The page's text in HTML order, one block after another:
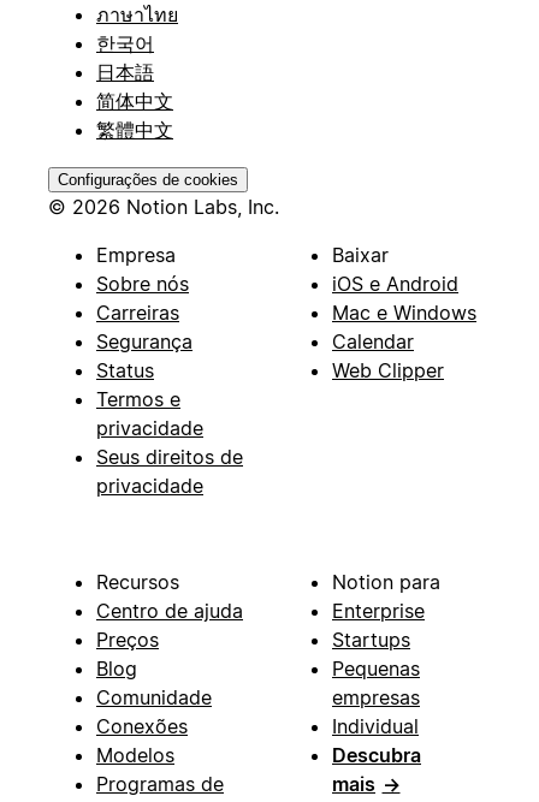
ภาษาไทย
한국어
日本語
简体中文
繁體中文
Configurações de cookies
© 2026 Notion Labs, Inc.
Empresa
Sobre nós
Carreiras
Segurança
Status
Termos e
privacidade
Seus direitos de
privacidade
Baixar
iOS e Android
Mac e Windows
Calendar
Web Clipper
Recursos
Centro de ajuda
Preços
Blog
Comunidade
Conexões
Modelos
Programas de
Notion para
Enterprise
Startups
Pequenas
empresas
Individual
Descubra
mais →